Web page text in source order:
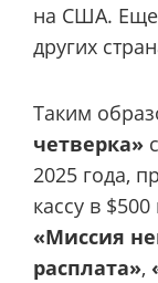
на США. Еще
других
Таким
четверка»
2025 года,
кассу в
«Миссия
расплата»,